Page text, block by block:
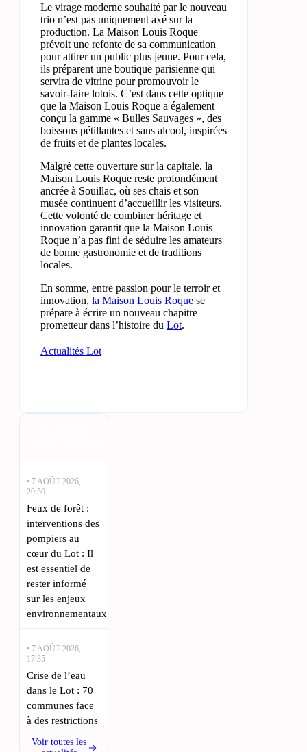
Le virage moderne souhaité par le nouveau
trio n’est pas uniquement axé sur la
production. La Maison Louis Roque
prévoit une refonte de sa communication
pour attirer un public plus jeune. Pour cela,
ils préparent une boutique parisienne qui
servira de vitrine pour promouvoir le
savoir-faire lotois. C’est dans cette optique
que la Maison Louis Roque a également
conçu la gamme « Bulles Sauvages », des
boissons pétillantes et sans alcool, inspirées
de fruits et de plantes locales.
Malgré cette ouverture sur la capitale, la
Maison Louis Roque reste profondément
ancrée à Souillac, où ses chais et son
musée continuent d’accueillir les visiteurs.
Cette volonté de combiner héritage et
innovation garantit que la Maison Louis
Roque n’a pas fini de séduire les amateurs
de bonne gastronomie et de traditions
locales.
En somme, entre passion pour le terroir et
innovation, la Maison Louis Roque se
prépare à écrire un nouveau chapitre
prometteur dans l’histoire du Lot.
Actualités Lot
• 7 AOÛT 2026,
20:50
Feux de forêt :
interventions des
pompiers au
cœur du Lot : Il
est essentiel de
rester informé
sur les enjeux
environnementaux,
• 7 AOÛT 2026,
17:35
Crise de l’eau
dans le Lot : 70
communes face
à des restrictions
Voir toutes les